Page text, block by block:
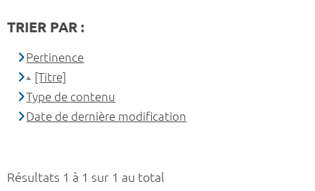
Résultats 1 à 1 sur 1 au total
TRIER PAR :
Pertinence
[Titre]
Type de contenu
Date de dernière modification